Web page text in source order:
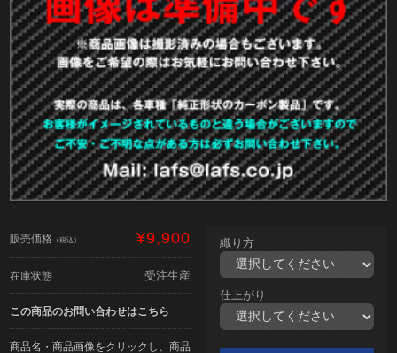
販売価格 （税込） ¥9,900
在庫状態 受注生産
この商品のお問い合わせはこちら
商品名・商品画像をクリックし、商品
織り方
仕上がり